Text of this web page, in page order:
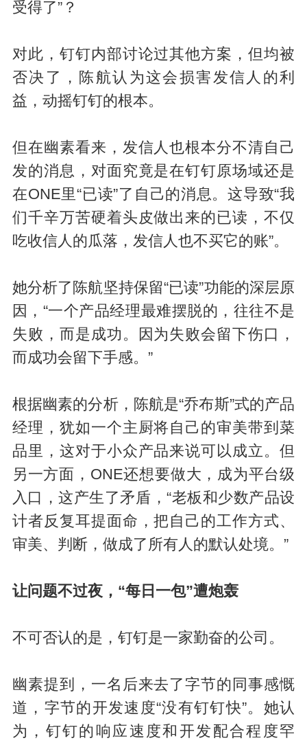
受得了”？
对此，钉钉内部讨论过其他方案，但均被
否决了，陈航认为这会损害发信人的利
益，动摇钉钉的根本。
但在幽素看来，发信人也根本分不清自己
发的消息，对面究竟是在钉钉原场域还是
在ONE里“已读”了自己的消息。这导致“我
们千辛万苦硬着头皮做出来的已读，不仅
吃收信人的瓜落，发信人也不买它的账”。
她分析了陈航坚持保留“已读”功能的深层原
因，“一个产品经理最难摆脱的，往往不是
失败，而是成功。因为失败会留下伤口，
而成功会留下手感。”
根据幽素的分析，陈航是“乔布斯”式的产品
经理，犹如一个主厨将自己的审美带到菜
品里，这对于小众产品来说可以成立。但
另一方面，ONE还想要做大，成为平台级
入口，这产生了矛盾，“老板和少数产品设
计者反复耳提面命，把自己的工作方式、
审美、判断，做成了所有人的默认处境。”
让问题不过夜，“每日一包”遭炮轰
不可否认的是，钉钉是一家勤奋的公司。
幽素提到，一名后来去了字节的同事感慨
道，字节的开发速度“没有钉钉快”。她认
为，钉钉的响应速度和开发配合程度罕